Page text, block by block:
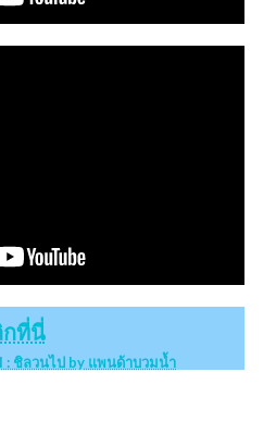
ที่นี่
: ชิลวนไป by แพนด้าบวมน้ำ